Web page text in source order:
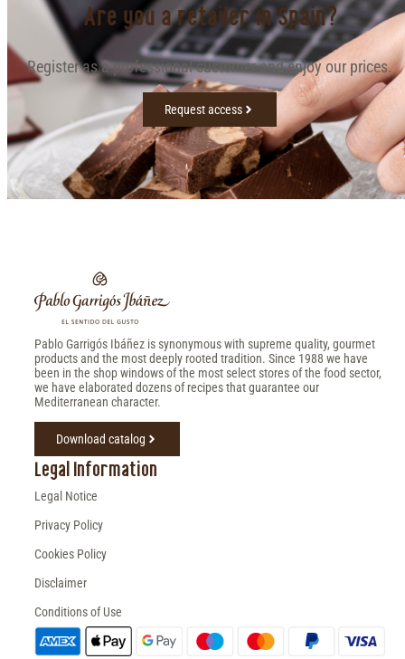
Are you a retailer in Spain?
Register as a professional customer and enjoy our prices.
Request access
Pablo Garrigós Ibáñez is synonymous with supreme quality, gourmet
products and the most deeply rooted tradition. Since 1988 we have
been in the shop windows of the most select stores of the food sector,
we have elaborated dozens of recipes that guarantee our
Mediterranean character.
Download catalog
Legal Information
Legal Notice
Privacy Policy
Cookies Policy
Disclaimer
Conditions of Use